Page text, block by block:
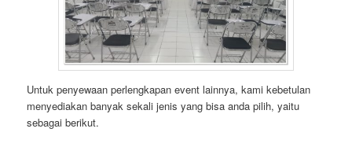
Untuk penyewaan perlengkapan event lainnya, kami kebetulan
menyediakan banyak sekali jenis yang bisa anda pilih, yaitu
sebagai berikut.